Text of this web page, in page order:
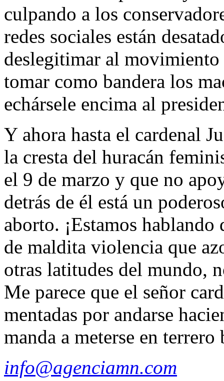
culpando a los
redes sociales están
deslegitimar al
tomar como bandera los
echársele encima al
Y ahora hasta el cardenal
la cresta del huracán
el 9 de marzo y que no
detrás de él está un
aborto. ¡Estamos
de maldita violencia que
otras latitudes del mundo,
Me parece que el señor
mentadas por andarse
manda a meterse en
info@agenciamn.com